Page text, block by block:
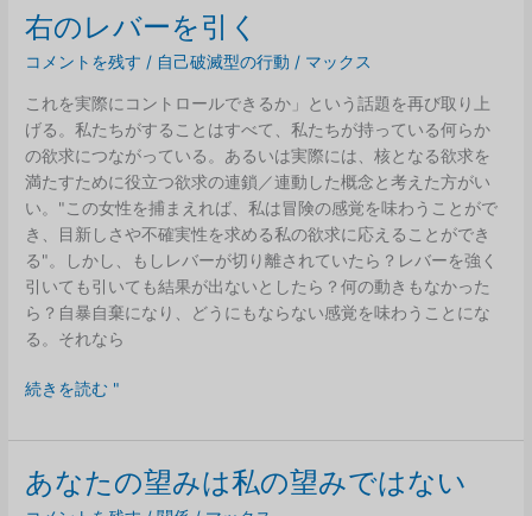
ル
で
さ
ウ
ェ
ブ
サ
イ
ト
に
ス
ペ
ル
ミ
ス
る
右のレバーを引く
コメントを残す / 自己破滅型の行動 / マックス
これを実際にコントロールできるか」という話題を再び取り上
げる。私たちがすることはすべて、私たちが持っている何らか
の欲求につながっている。あるいは実際には、核となる欲求を
満たすために役立つ欲求の連鎖／連動した概念と考えた方がい
い。"この女性を捕まえれば、私は冒険の感覚を味わうことがで
き、目新しさや不確実性を求める私の欲求に応えることができ
る"。しかし、もしレバーが切り離されていたら？レバーを強く
引いても引いても結果が出ないとしたら？何の動きもなかった
ら？自暴自棄になり、どうにもならない感覚を味わうことにな
る。それなら
右
レ
ー
続きを読む "
あなたの望みは私の望みではない